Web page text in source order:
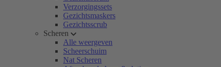
Verzorgingssets
Gezichtsmaskers
Gezichtsscrub
Scheren
Alle weergeven
Scheerschuim
Nat Scheren